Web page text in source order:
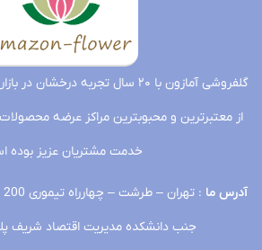
گلفروشی آمازون با ۲۰ سال تجربه
از معتبرترین و محبوبترین مراکز عرضه
خدمت مشتریان عزیز بوده
آدرس ما
جنب دانشکده مدیریت اقتصاد شریف پلاک 134 و